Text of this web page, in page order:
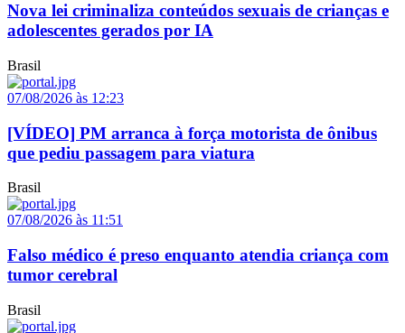
Nova lei criminaliza conteúdos sexuais de crianças e
adolescentes gerados por IA
Brasil
07/08/2026 às 12:23
[VÍDEO] PM arranca à força motorista de ônibus
que pediu passagem para viatura
Brasil
07/08/2026 às 11:51
Falso médico é preso enquanto atendia criança com
tumor cerebral
Brasil